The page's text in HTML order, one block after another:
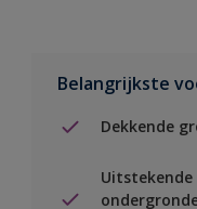
Belangrijkste
Dekkende